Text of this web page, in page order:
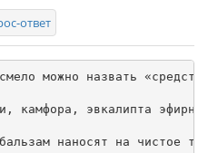
ответ
можно назвать
камфора, эвкалипта
наносят на чистое